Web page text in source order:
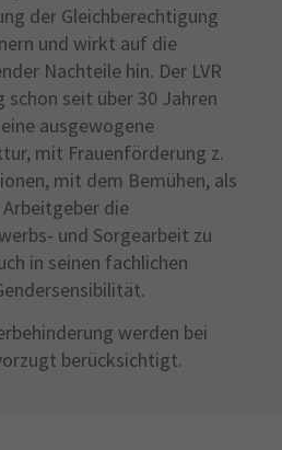
der Gleichberechtigung
und wirkt auf die
Nachteile hin. Der LVR
seit über 30 Jahren
ausgewogene
mit Frauenförderung z.
mit dem Bemühen, als
die
und Sorgearbeit zu
in seinen fachlichen
werden bei
berücksichtigt.